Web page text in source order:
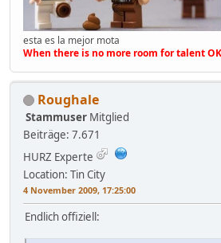
esta es la mejor mota
When there is no more room for talent
Roughale
Stammuser Mitglied
Beiträge: 7.671
HURZ Experte
Location: Tin City
4 November 2009, 17:25:00
Endlich offiziell: